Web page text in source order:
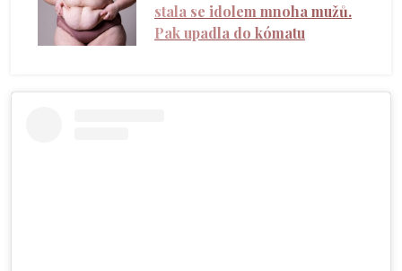
stala se idolem mnoha mužů.
Pak upadla do kómatu